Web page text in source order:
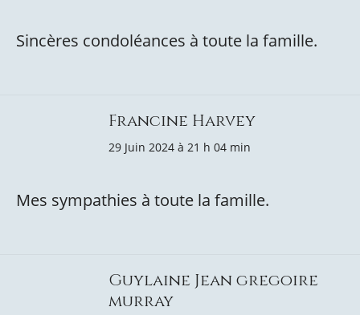
Sincères condoléances à toute la famille.
Francine Harvey
29 Juin 2024 à 21 h 04 min
Mes sympathies à toute la famille.
Guylaine Jean gregoire
murray